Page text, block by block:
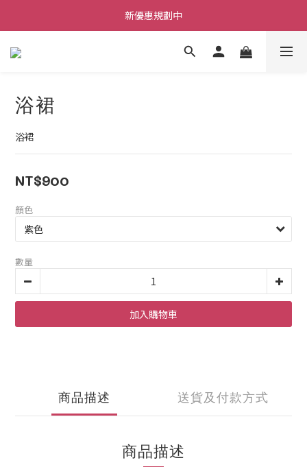
每筆訂單不限金額贈送小禮物
新優惠規劃中
每筆訂單不限金額贈送小禮物
浴裙
浴裙
NT$900
顏色
數量
加入購物車
商品描述 送貨及付款方式
商品描述